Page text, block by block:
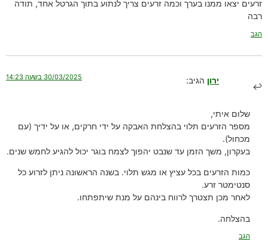
זרעים יצאו ממנו בערך וכמה זרעים צריך לנתוע בתוך הגרטל אחד, תודה
רבה
הגב
ירון הגיב: 30/03/2025 בשעה 14:23
שלום איתי,
מספר הזרעים תלוי בהצלחת האבקה על ידי חרקים, או על ידיך (עם
מכחול).
בעקרון, משך הזמן עד שנבט יהפוך לצמח בוגר יכול להגיע לחמש שנים.
כמות הזרעים בכל עציץ או מגש תלוי. בשנה הראשונה ניתן לזרוע כל
סנטימטר זרע.
לאחר מכן תצטרך לרווח בינהם על מנת שיתפתחו.
בהצלחה.
הגב